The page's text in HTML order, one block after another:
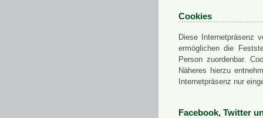
Cookies
Diese Internetpräsenz
ermöglichen die
Person zuordenbar.
Näheres hierzu
Internetpräsenz nur
Facebook, Twitter